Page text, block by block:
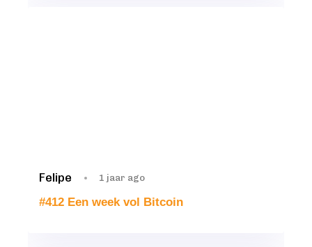
Felipe 1 jaar ago
#412 Een week vol Bitcoin